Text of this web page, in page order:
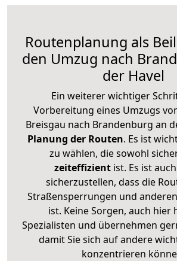
Routenplanung als
den Umzug nach
der Havel
Ein weiterer wichtiger
Vorbereitung eines Umzugs
Breisgau nach Brandenburg an
Planung der Routen. Es ist
zu wählen, die sowohl
zeiteffizientist. Es ist
sicherzustellen, dass die
Straßensperrungen und
ist. Keine Sorgen, auch hier
Spezialisten und übernehmen
damit Sie sich auf andere
konzentrieren